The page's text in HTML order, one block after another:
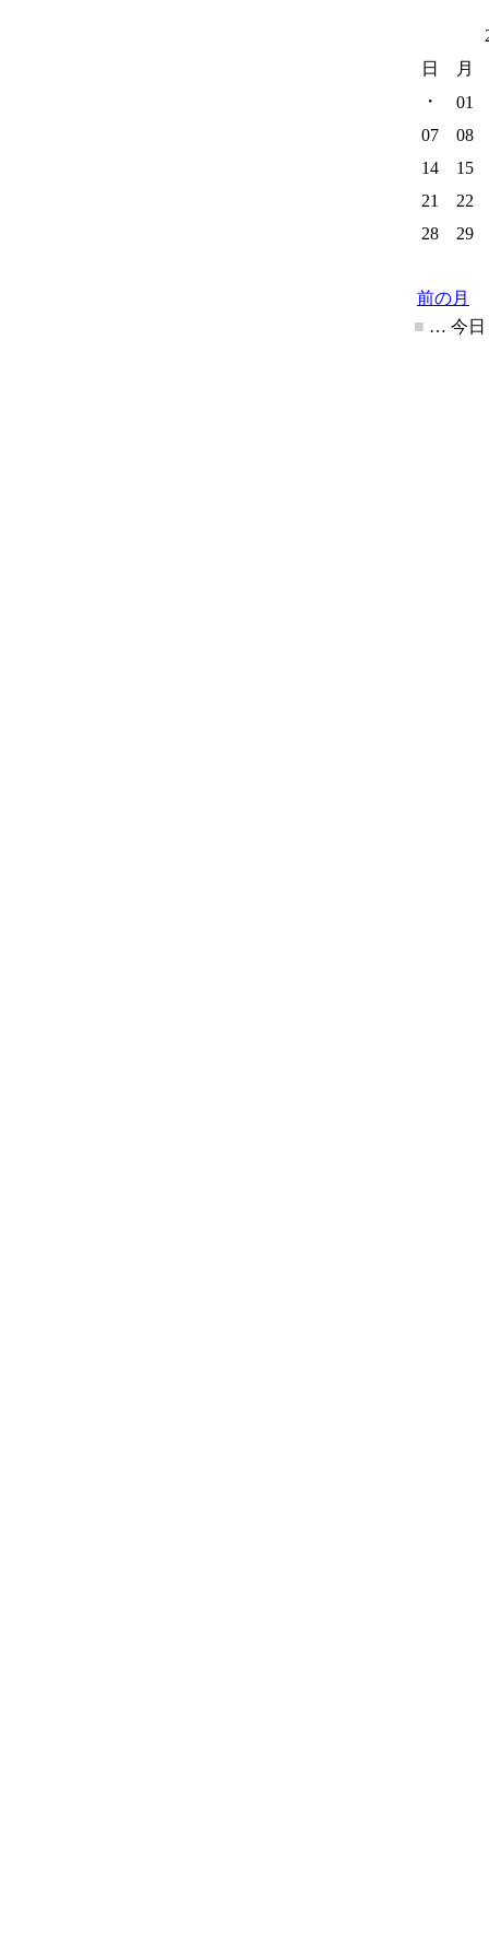
日
月
・
01
07
08
14
15
21
22
28
29
前の月
■ … 今日